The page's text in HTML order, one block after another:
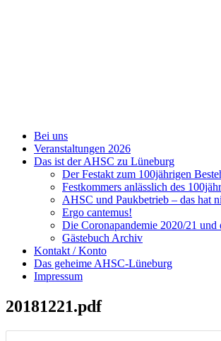
Bei uns
Veranstaltungen 2026
Das ist der AHSC zu Lüneburg
Der Festakt zum 100jährigen
Festkommers anlässlich des
AHSC und Paukbetrieb – das hat
Ergo cantemus!
Die Coronapandemie 2020/21
Gästebuch Archiv
Kontakt / Konto
Das geheime AHSC-Lüneburg
Impressum
20181221.pdf